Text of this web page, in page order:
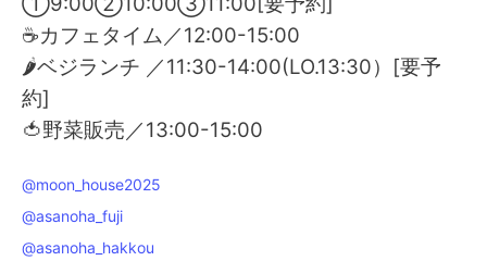
☕カフェタイム／12:00-15:00
🌶️ベジランチ ／11:30-14:00(LO.13:30）[要予
約]
🍅野菜販売／13:00-15:00
@moon_house2025
@asanoha_fuji
@asanoha_hakkou